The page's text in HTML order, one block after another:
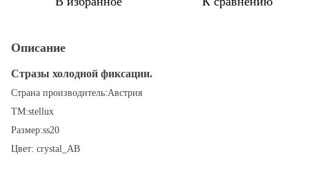
Описание
Стразы холодной фиксации.
Страна производитель:Австрия
ТМ:stellux
Размер:ss20
Цвет: crystal_AB